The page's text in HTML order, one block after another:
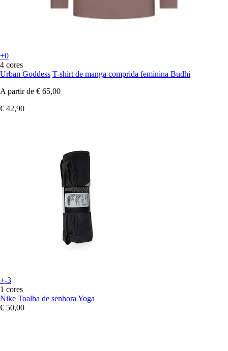
+0
4 cores
Urban Goddess T-shirt de manga comprida feminina Budhi
A partir de € 65,00
€ 42,90
+-3
1 cores
Nike Toalha de senhora Yoga
€ 50,00